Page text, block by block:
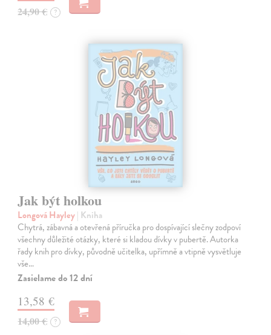
24,90 € ?
Jak být holkou
Longová Hayley| Kniha
Chytrá, zábavná a otevřená příručka pro dospívající slečny zodpoví
všechny důležité otázky, které si kladou dívky v pubertě. Autorka
řady knih pro dívky, původně učitelka, upřímně a vtipně vysvětluje
vše…
Zasielame do 12 dní
13,58 €
14,00 € ?